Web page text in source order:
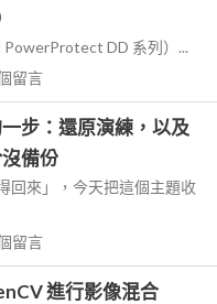
DD 系列）...
留言
步：還原演練，以及
備份
回來」，今天把這個主題收
留言
進行影像混合